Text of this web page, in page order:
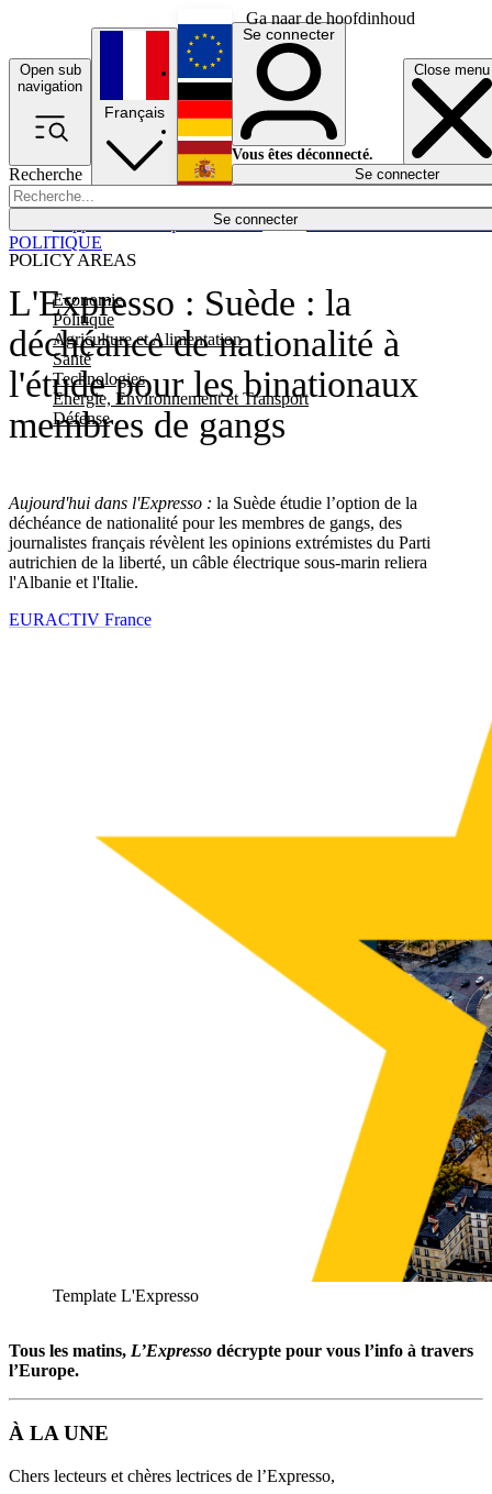
Ga naar de hoofdinhoud
Open sub
navigation
Close menu
Recherche
Se connecter
POLICY AREAS
Economie
Politique
Agriculture et Alimentation
Santé
Technologies
Energie, Environnement et Transport
Défense
Économie
Français
English
Deutsch
Español
Se connecter
Vous êtes déconnecté.
Se connecter
L'Expresso : Suède : la
déchéance de nationalité à
l'étude pour les binationaux
membres de gangs
Aujourd'hui dans l'Expresso : la Suède étudie l’option de la
déchéance de nationalité pour les membres de gangs, des
journalistes français révèlent les opinions extrémistes du Parti
autrichien de la liberté, un câble électrique sous-marin reliera
l'Albanie et l'Italie.
POLITIQUE
EURACTIV France
Template L'Expresso
Tous les matins, L’Expresso décrypte pour vous l’info à travers
l’Europe.
À LA UNE
Chers lecteurs et chères lectrices de l’Expresso,